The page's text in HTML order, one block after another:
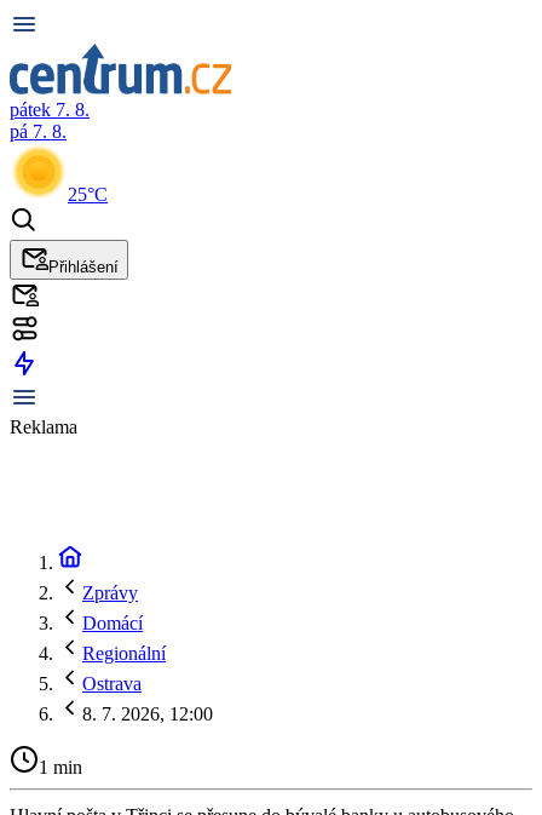
pátek 7. 8.
pá 7. 8.
25°C
Přihlášení
Reklama
Zprávy
Domácí
Regionální
Ostrava
8. 7. 2026, 12:00
1 min